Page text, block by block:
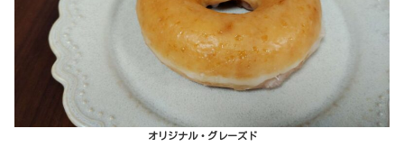
オリジナル・グレーズド